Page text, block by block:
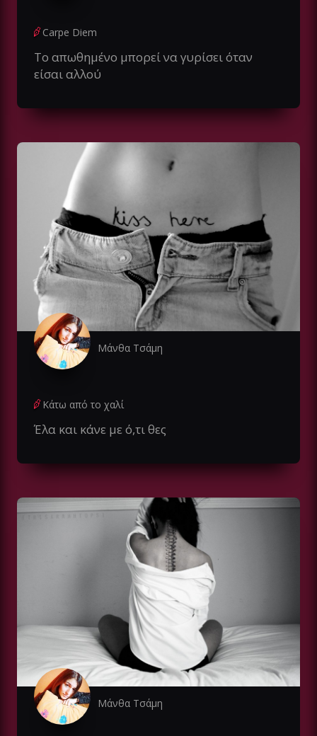
Carpe Diem
Το απωθημένο μπορεί να γυρίσει όταν
είσαι αλλού
Μάνθα Τσάμη
Κάτω από το χαλί
Έλα και κάνε με ό,τι θες
Μάνθα Τσάμη